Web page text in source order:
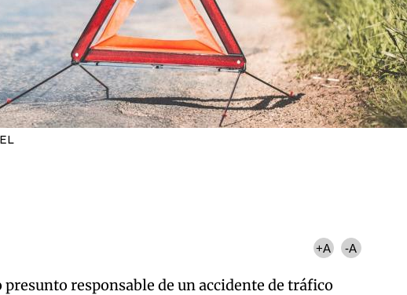
+A -A
responsable de un accidente de tráfico